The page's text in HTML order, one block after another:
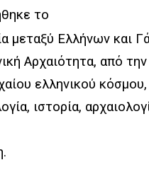
το
μεταξύ Ελλήνων και
Αρχαιότητα, από
ελληνικού
ιστορία,